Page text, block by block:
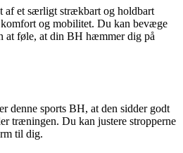
af et særligt strækbart og holdbart
og mobilitet. Du kan bevæge
at føle, at din BH hæmmer dig på
denne sports BH, at den sidder godt
træningen. Du kan justere stropperne
til dig.